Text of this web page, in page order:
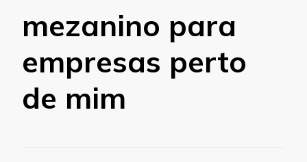
mezanino para
empresas perto
de mim